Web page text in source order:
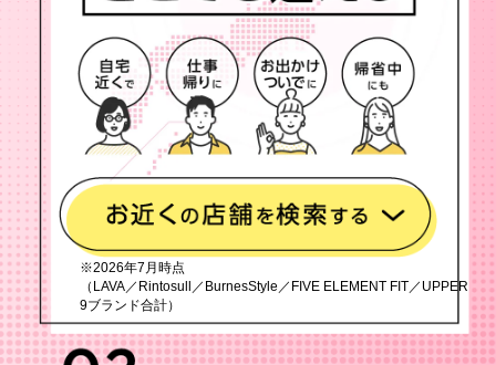
※2026年7月時点
（LAVA／Rintosull／BurnesStyle／FIVE ELEMENT FIT／UPPER
9ブランド合計）